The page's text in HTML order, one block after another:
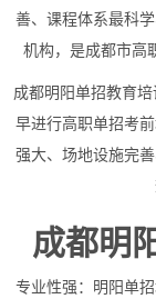
善、课程体系最科
机构，是成都市高
成都明阳单招教育
早进行高职单招考
强大、场地设施完
成都明
专业性强：明阳单